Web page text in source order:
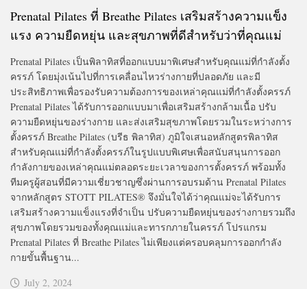
Prenatal Pilates ที่ Breathe Pilates เสริมสร้างความแข็ง
แรง ความยืดหยุ่น และสุขภาพที่ดีสำหรับว่าที่คุณแม่
Prenatal Pilates เป็นพิลาทิสที่ออกแบบมาพิเศษสําหรับคุณแม่ที่กำลังตั้ง
ครรภ์ โดยมุ่งเน้นไปที่การเคลื่อนไหวร่างกายที่ปลอดภัย และมี
ประสิทธิภาพเพื่อรองรับความต้องการของเหล่าคุณแม่ที่กำลังตั้งครรภ์
Prenatal Pilates ได้รับการออกแบบมาเพื่อเสริมสร้างกล้ามเนื้อ ปรับ
ความยืดหยุ่นของร่างกาย และส่งเสริมสุขภาพโดยรวมในระหว่างการ
ตั้งครรภ์ Breathe Pilates (บรีธ พิลาทิส) ภูมิใจเสนอหลักสูตรพิลาทิส
สำหรับคุณแม่ที่กำลังตั้งครรภ์ในรูปแบบพิเศษเพื่อสนับสนุนการออก
กำลังกายของเหล่าคุณแม่ตลอดระยะเวลาของการตั้งครรภ์ พร้อมทั้ง
ทีมครูผู้สอนที่มีความเชี่ยวชาญซึ่งผ่านการอบรมด้าน Prenatal Pilates
จากหลักสูตร STOTT PILATES® จึงมั่นใจได้ว่าคุณแม่จะได้รับการ
เสริมสร้างความแข็งแรงที่จำเป็น ปรับความยืดหยุ่นของร่างกายรวมถึง
สุขภาพโดยรวมของทั้งคุณแม่และทารกภายในครรภ์ โปรแกรม
Prenatal Pilates ที่ Breathe Pilates ไม่เพียงแต่ครอบคลุมการออกกำลัง
กายขั้นพื้นฐาน...
July 2, 2024